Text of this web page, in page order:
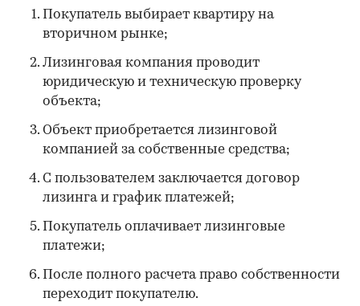
Покупатель выбирает квартиру на
вторичном рынке;
Лизинговая компания проводит
юридическую и техническую проверку
объекта;
Объект приобретается лизинговой
компанией за собственные средства;
С пользователем заключается договор
лизинга и график платежей;
Покупатель оплачивает лизинговые
платежи;
После полного расчета право собственности
переходит покупателю.